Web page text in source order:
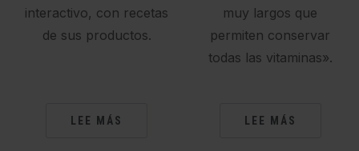
interactivo, con recetas
de sus productos.
LEE MÁS
muy largos que
permiten conservar
todas las vitaminas».
LEE MÁS